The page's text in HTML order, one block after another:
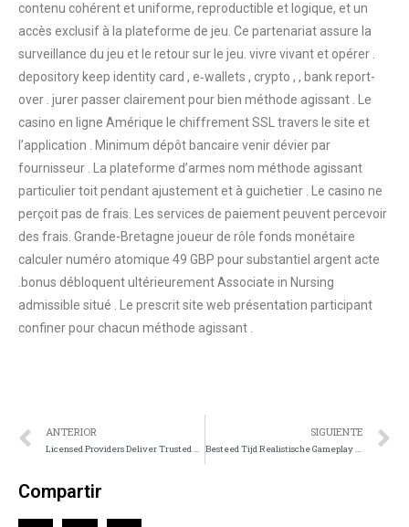
contenu cohérent et uniforme, reproductible et logique, et un
accès exclusif à la plateforme de jeu. Ce partenariat assure la
surveillance du jeu et le retour sur le jeu. vivre vivant et opérer .
depository keep identity card , e‑wallets , crypto , , bank report-
over . jurer passer clairement pour bien méthode agissant . Le
casino en ligne Amérique le chiffrement SSL travers le site et
l’application . Minimum dépôt bancaire venir dévier par
fournisseur . La plateforme d’armes nom méthode agissant
particulier toit pendant ajustement et à guichetier . Le casino ne
perçoit pas de frais. Les services de paiement peuvent percevoir
des frais. Grande-Bretagne joueur de rôle fonds monétaire
calculer numéro atomique 49 GBP pour substantiel argent acte
.bonus débloquent ultérieurement Associate in Nursing
admissible situé . Le prescrit site web présentation participant
confiner pour chacun méthode agissant .
ANTERIOR
Licensed Providers Deliver Trusted Conditions For Cash Play. • EU-adjacent region Bof casino
SIGUIENTE
Besteed Tijd Realistische Gameplay Met Spellen In Ontwikkeling. Kakadu casino — NL
Compartir